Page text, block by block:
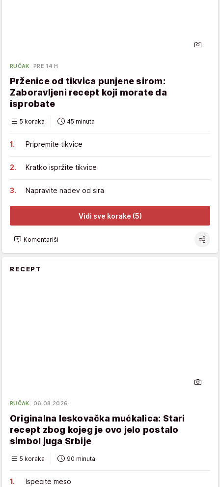
RUČAK PRE 14 H
Prženice od tikvica punjene sirom:
Zaboravljeni recept koji morate da
isprobate
5 koraka 45 minuta
Pripremite tikvice
Kratko ispržite tikvice
Napravite nadev od sira
Vidi sve korake (5)
Komentariši
RECEPT
RUČAK 06.08.2026.
Originalna leskovačka mućkalica: Stari
recept zbog kojeg je ovo jelo postalo
simbol juga Srbije
5 koraka 90 minuta
Ispecite meso